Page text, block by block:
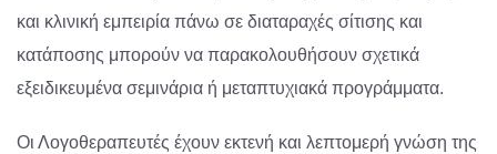
και κλινική εμπειρία πάνω σε διαταραχές σίτισης και
κατάποσης μπορούν να παρακολουθήσουν σχετικά
εξειδικευμένα σεμινάρια ή μεταπτυχιακά προγράμματα.
Οι Λογοθεραπευτές έχουν εκτενή και λεπτομερή γνώση της